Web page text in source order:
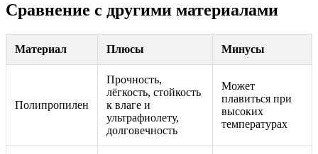
Сравнение с другими материалами
Материал Плюсы Минусы
Полипропилен
Прочность,
лёгкость, стойкость
к влаге и
ультрафиолету,
долговечность
Может
плавиться при
высоких
температурах